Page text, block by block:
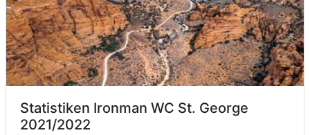
Statistiken Ironman WC St. George
2021/2022